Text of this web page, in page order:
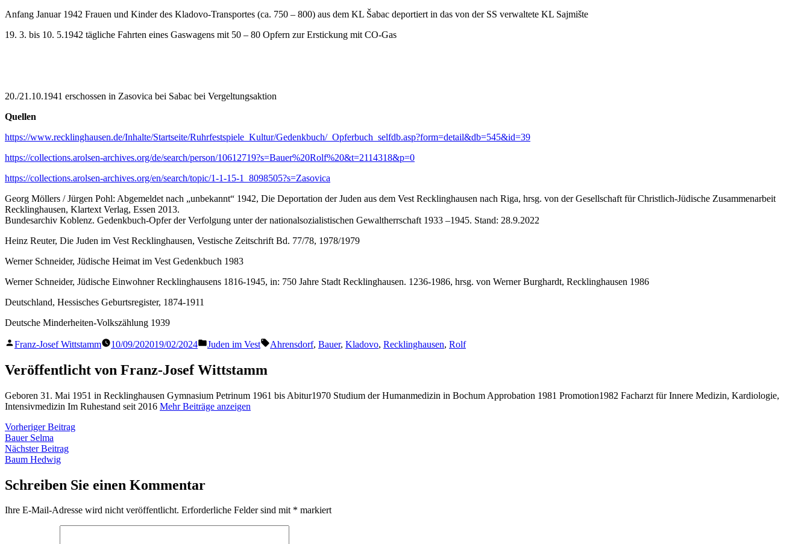
Anfang Januar 1942 Frauen und Kinder des Kladovo-Transportes (ca. 750 – 800) aus dem KL Šabac deportiert in das von der SS verwaltete KL Sajmište
19. 3. bis 10. 5.1942 tägliche Fahrten eines Gaswagens mit 50 – 80 Opfern zur Erstickung mit CO-Gas
20./21.10.1941 erschossen in Zasovica bei Sabac bei Vergeltungsaktion
Quellen
https://www.recklinghausen.de/Inhalte/Startseite/Ruhrfestspiele_Kultur/Gedenkbuch/_Opferbuch_selfdb.asp?form=detail&db=545&id=39
https://collections.arolsen-archives.org/de/search/person/10612719?s=Bauer%20Rolf%20&t=2114318&p=0
https://collections.arolsen-archives.org/en/search/topic/1-1-15-1_8098505?s=Zasovica
Georg Möllers / Jürgen Pohl: Abgemeldet nach „unbekannt“ 1942, Die Deportation der Juden aus dem Vest Recklinghausen nach Riga, hrsg. von der Gesellschaft für Christlich-Jüdische Zusammenarbeit
Recklinghausen, Klartext Verlag, Essen 2013.
Bundesarchiv Koblenz. Gedenkbuch-Opfer der Verfolgung unter der nationalsozialistischen Gewaltherrschaft 1933 –1945. Stand: 28.9.2022
Heinz Reuter, Die Juden im Vest Recklinghausen, Vestische Zeitschrift Bd. 77/78, 1978/1979
Werner Schneider, Jüdische Heimat im Vest Gedenkbuch 1983
Werner Schneider, Jüdische Einwohner Recklinghausens 1816-1945, in: 750 Jahre Stadt Recklinghausen. 1236-1986, hrsg. von Werner Burghardt, Recklinghausen 1986
Deutschland, Hessisches Geburtsregister, 1874-1911
Deutsche Minderheiten-Volkszählung 1939
Veröffentlicht
Franz-Josef Wittstamm 10/09/202019/02/2024
Veröffentlicht
Juden im Vest Schlagwörter:
Ahrensdorf, Bauer, Kladovo, Recklinghausen, Rolf
Veröffentlicht von Franz-Josef Wittstamm
Geboren 31. Mai 1951 in Recklinghausen Gymnasium Petrinum 1961 bis Abitur1970 Studium der Humanmedizin in Bochum Approbation 1981 Promotion1982 Facharzt für Innere Medizin, Kardiologie,
Intensivmedizin Im Ruhestand seit 2016 Mehr Beiträge anzeigen
Beitragsnavigation
Vorheriger BeitragVorheriger
Bauer Selma
Nächster BeitragNächster
Baum Hedwig
Schreiben Sie einen Kommentar
Ihre E-Mail-Adresse wird nicht veröffentlicht. Erforderliche Felder sind mit * markiert